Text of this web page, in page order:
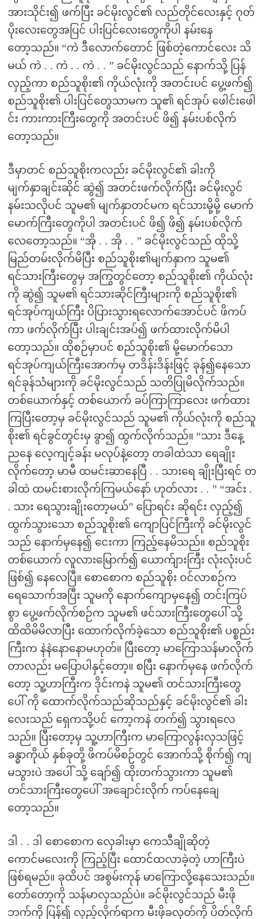
အားသိုင်း၍ ဖက်ပြီး ခင်မိုးလွင်၏ လည်တိုင်လေးနှင့် ဂုတ်
ပိုးလေးတွေအပြင် ပါးပြင်လေးတွေကိုပါ နမ်းနေ
တော့သည်။ “ကဲ ဒီလောက်တောင် ဖြစ်တဲ့ကောင်လေး သိ
မယ် ကဲ . . ကဲ . . ကဲ . . ” ခင်မိုးလွင်သည် နောက်သို့ ပြန်
လှည့်ကာ စည်သူစိုး၏ ကိုယ်လုံးကို အတင်းပင် ပွေ့ဖက်၍
စည်သူစိုး၏ ပါးပြင်တွေသာမက သူ၏ ရင်အုပ် ဖေါင်းဖေါ
င်း ကားကားကြီးတွေကို အတင်းပင် ဖိ၍ နမ်းပစ်လိုက်
တော့သည်။
ဒီမှာတင် စည်သူစိုးကလည်း ခင်မိုးလွင်၏ ခါးကို
မျက်နှာချင်းဆိုင် ဆွဲ၍ အတင်းဖက်လိုက်ပြီး ခင်မိုးလွင်
နမ်းသလိုပင် သူမ၏ မျက်နှာတင်မက ရင်သားမို့မို့ မောက်
မောက်ကြီးတွေကိုပါ အတင်းပင် ဖိ၍ ဖိ၍ နမ်းပစ်လိုက်
လေတော့သည်။ “အို . . အို . . ” ခင်မိုးလွင်သည် ထိုသို့
မြည်တမ်းလိုက်မိပြီး စည်သူစိုး၏မျက်နှာက သူမ၏
ရင်သားကြီးတွေမှ အကြွတွင်တော့ စည်သူစိုး၏ ကိုယ်လုံး
ကို ဆွဲ၍ သူမ၏ ရင်သားဆိုင်ကြီးများကို စည်သူစိုး၏
ရင်အုပ်ကျယ်ကြီး ပိပြားသွားရလောက်အောင်ပင် ဖိကပ်
ကာ ဖက်လိုက်ပြီး ပါးချင်းအပ်၍ ဖက်ထားလိုက်မိပါ
တော့သည်။ ထိုစဉ်မှာပင် စည်သူစိုး၏ မို့မောက်သော
ရင်အုပ်ကျယ်ကြီးအောက်မှ တဒိန်းဒိန်းဖြင့် ခုန်၍နေသော
ရင်ခုန်သံများကို ခင်မိုးလွင်သည် သတိပြုမိလိုက်သည်။
တစ်ယောက်နှင့် တစ်ယောက် ခပ်ကြာကြာလေး ဖက်ထား
ကြပြီးတော့မှ ခင်မိုးလွင်သည် သူမ၏ ကိုယ်လုံးကို စည်သူ
စိုး၏ ရင်ခွင်တွင်းမှ ခွာ၍ ထွက်လိုက်သည်။ “သား ဒီနေ့
ညနေ လေ့ကျင့်ခန်း မလုပ်နဲ့တော့ တခါထဲသာ ရေချိုး
လိုက်တော့ မာမီ ထမင်းဆာနေပြီ . . သားရေ ချိုးပြီးရင် တ
ခါထဲ ထမင်းစားလိုက်ကြမယ်နော် ဟုတ်လား . . ” “အင်း .
. သား ရေသွားချိုးတော့မယ်” ပြောရင်း ဆိုရင်း လှည့်၍
ထွက်သွားသော စည်သူစိုး၏ ကျောပြင်ကြီးကို ခင်မိုးလွင်
သည် နောက်မှနေ၍ ငေးကာ ကြည့်နေမိသည်။ စည်သူစိုး
တစ်ယောက် လူလားမြောက်၍ ယောက်ျားကြီး လုံးလုံးပင်
ဖြစ်၍ နေလေပြီ။ စောစောက စည်သူစိုး ဝင်လာစဉ်က
ရေသောက်အပြီး သူမကို နောက်ကျောမှနေ၍ တင်းကြပ်
စွာ ပွေ့ဖက်လိုက်စဉ်က သူမ၏ ဖင်သားကြီးတွေပေါ် သို့
ထိထိမိမိလာပြီး ထောက်လိုက်ခဲ့သော စည်သူစိုး၏ ပစ္စည်း
ကြီးက နဲနဲနောနောမဟုတ်။ ပြီးတော့ မာကြောသန်မာလိုက်
တာလည်း မပြောပါနှင့်တော့။ စပြီး နောက်မှနေ ဖက်လိုက်
တော့ သူ့ဟာကြီးက ဒိုင်းကနဲ သူမ၏ တင်သားကြီးတွေ
ပေါ် ကို ထောက်လိုက်သည်ဆိုသည်နှင့် ခင်မိုးလွင်၏ ခါး
လေးသည် ရှေကသို့ပင် ကော့ကနဲ တက်၍ သွားရလေ
သည်။ ပြီးတော့မှ သူ့ဟာကြီးက မာကြောလွန်းလှသဖြင့်
ခန္ဓာကိုယ် နှစ်ခုတို့ ဖိကပ်မိစဉ်တွင် အောက်သို့ စိုက်၍ ကျ
မသွားပဲ အပေါ် သို့ ချော်၍ ထိုးတက်သွားကာ သူမ၏
တင်သားကြီးတွေပေါ် အချောင်းလိုက် ကပ်နေချေ
တော့သည်။
ဒါ . . ဒါ စောစောက လှေခါးမှာ ကေသီချိုဆိုတဲ့
ကောင်မလေးကို ကြည့်ပြီး ထောင်ထလာခဲ့တဲ့ ဟာကြီးပဲ
ဖြစ်ရမည်။ ခုထိပင် အစွမ်းကုန် မာကြောလို့နေသေးသည်။
တော်တော့ကို သန်မာလှသည်ပဲ။ ခင်မိုးလွင်သည် မီးဖို
ဘက်ကို ပြန်၍ လှည့်လိုက်ရာက မီးဖိုခလုတ်ကို ပိတ်လိုက်